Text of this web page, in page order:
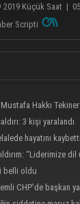
2019 Küçük Saat |
Scripti
Hakkı
3 kişi yaralandı
hayatını kaybetti
“Liderimize
belli oldu
CHP’de başkan